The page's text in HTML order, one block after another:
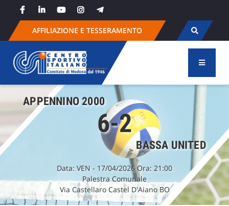
content
AFFILIAZIONE E TESSERAMENTO
APPENNINO 2000
6-2
BASSA UNITED
Data: VEN - 17/04/2026 Ora: 21:00
Palestra Comunale
Via Castellaro Castel D'Aiano BO